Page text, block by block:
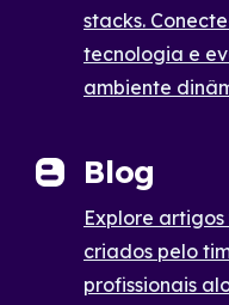
stacks.
tecnologia e
ambiente
Blog
Explore
criados pelo
profissionais